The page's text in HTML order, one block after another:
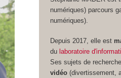
numériques) parcours
numériques).
Depuis 2017, elle est
du laboratoire
Ses sujets de
vidéo (divertissement,